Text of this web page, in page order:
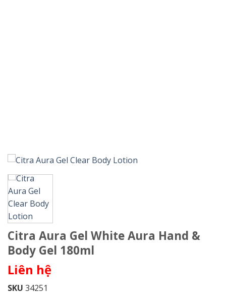
Citra Aura Gel White Aura Hand &
Body Gel 180ml
Liên hệ
SKU 34251